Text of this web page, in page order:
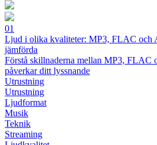
01
Ljud i olika kvaliteter: MP3, FLAC och
jämförda
Förstå skillnaderna mellan MP3, FLAC
påverkar ditt lyssnande
Utrustning
Utrustning
Ljudformat
Musik
Teknik
Streaming